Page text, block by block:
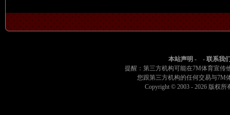
本站声明 - - 联系我
提醒：第三方机构可能在7M体育宣传
您跟第三方机构的任何交易与7M
Copyright © 2003 -2026 版权所